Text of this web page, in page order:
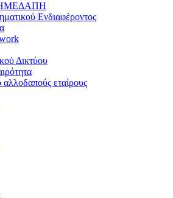
ΗΜΕΔΑΠΗ
Ενδιαφέροντος
Δικτύου
εταίρους